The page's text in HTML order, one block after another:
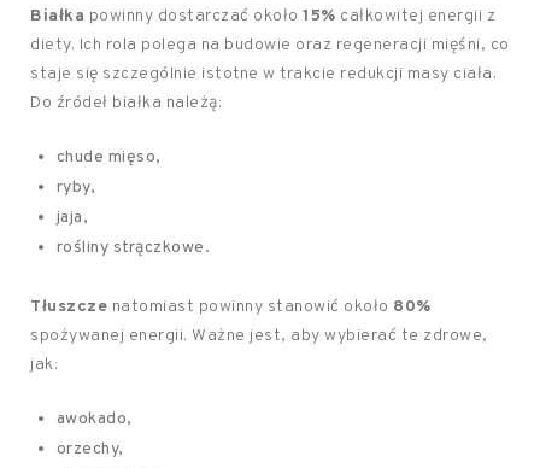
Białka powinny dostarczać około 15% całkowitej energii z
diety. Ich rola polega na budowie oraz regeneracji mięśni, co
staje się szczególnie istotne w trakcie redukcji masy ciała.
Do źródeł białka należą:
chude mięso,
ryby,
jaja,
rośliny strączkowe.
Tłuszcze natomiast powinny stanowić około 80%
spożywanej energii. Ważne jest, aby wybierać te zdrowe,
jak:
awokado,
orzechy,